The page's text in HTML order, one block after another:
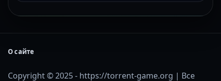
О сайте
Copyright © 2025 - https://torrent-game.org | Все